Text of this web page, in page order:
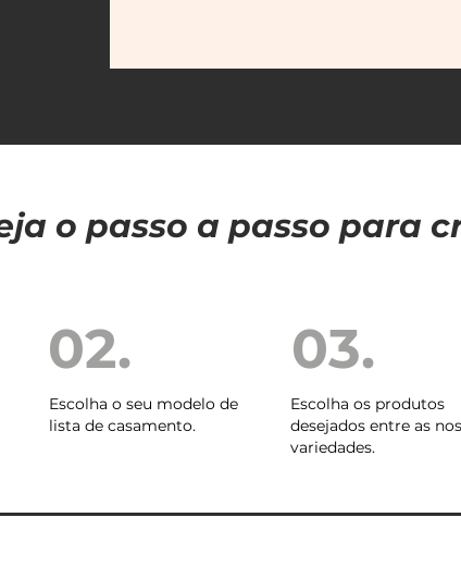
o passo a passo para
02.
Escolha o seu modelo de
lista de casamento.
03.
Escolha os produtos
desejados entre as
variedades.